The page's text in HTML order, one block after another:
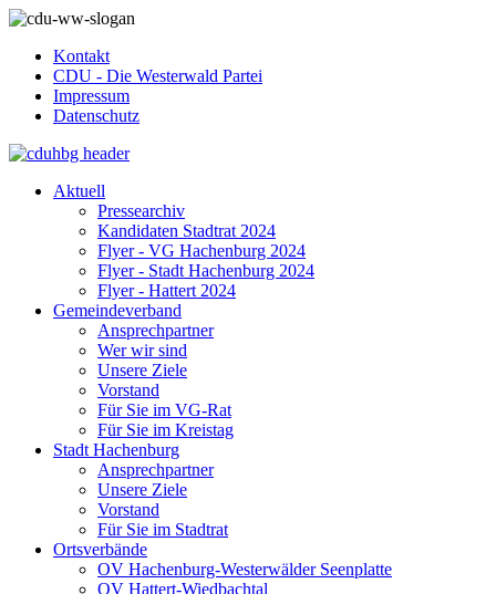
Kontakt
CDU - Die Westerwald Partei
Impressum
Datenschutz
Aktuell
Pressearchiv
Kandidaten Stadtrat 2024
Flyer - VG Hachenburg 2024
Flyer - Stadt Hachenburg 2024
Flyer - Hattert 2024
Gemeindeverband
Ansprechpartner
Wer wir sind
Unsere Ziele
Vorstand
Für Sie im VG-Rat
Für Sie im Kreistag
Stadt Hachenburg
Ansprechpartner
Unsere Ziele
Vorstand
Für Sie im Stadtrat
Ortsverbände
OV Hachenburg-Westerwälder Seenplatte
OV Hattert-Wiedbachtal